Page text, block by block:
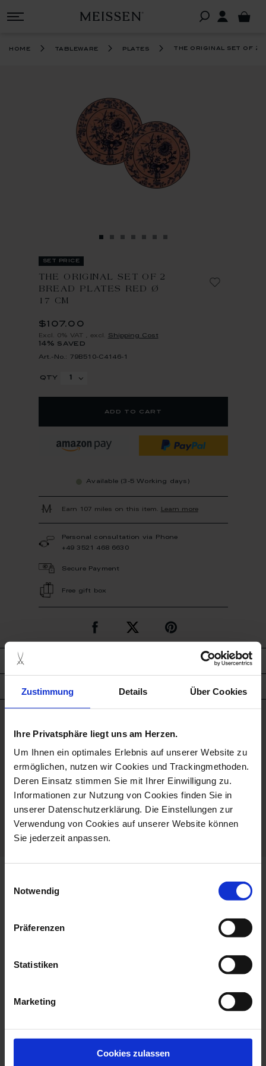
Zustimmung Details Über Cookies
Ihre Privatsphäre liegt uns am Herzen.
Um Ihnen ein optimales Erlebnis auf unserer Website zu
ermöglichen, nutzen wir Cookies und Trackingmethoden.
Deren Einsatz stimmen Sie mit Ihrer Einwilligung zu.
Informationen zur Nutzung von Cookies finden Sie in
unserer Datenschutzerklärung. Die Einstellungen zur
Verwendung von Cookies auf unserer Website können
Sie jederzeit anpassen.
Notwendig
Präferenzen
Statistiken
Marketing
Cookies zulassen
home tableware plates the original set of 2
set price
THE ORIGINAL SET OF 2
BREAD PLATES RED Ø
17 CM
$107.00
Excl. 0% VAT excl. Shipping Cost
14% saved
Art.-No.: 79B510-C4146-1
qty
add to cart
Available (3-5 Working days)
Earn 107 miles on this item. Learn more
Personal consultation via Phone
+49 3521 468 6630
Secure Payment
Free gift box
description
product details
Dishwasher Suitable
more products from the no 41
the original collection
Mug, The Original, Red, V
Espresso Cup & Saucer,